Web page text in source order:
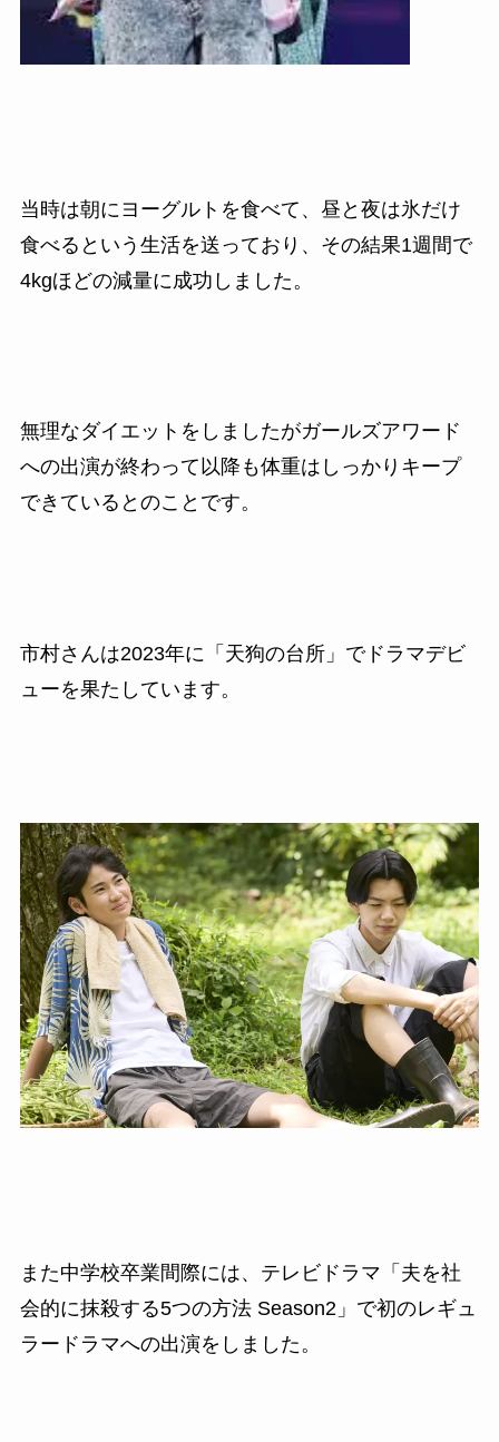
当時は朝にヨーグルトを食べて、昼と夜は氷だけ
食べるという生活を送っており、その結果1週間で
4kgほどの減量に成功しました。
無理なダイエットをしましたがガールズアワード
への出演が終わって以降も体重はしっかりキープ
できているとのことです。
市村さんは2023年に「天狗の台所」でドラマデビ
ューを果たしています。
また中学校卒業間際には、テレビドラマ「夫を社
会的に抹殺する5つの方法 Season2」で初のレギュ
ラードラマへの出演をしました。